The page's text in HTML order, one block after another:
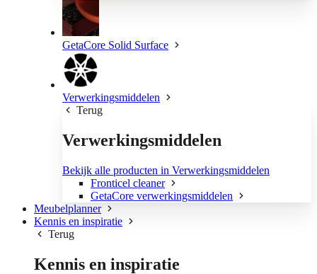
GetaCore Solid Surface
Verwerkingsmiddelen
Terug
Verwerkingsmiddelen
Bekijk alle producten in Verwerkingsmiddelen
Fronticel cleaner
GetaCore verwerkingsmiddelen
Meubelplanner
Kennis en inspiratie
Terug
Kennis en inspiratie